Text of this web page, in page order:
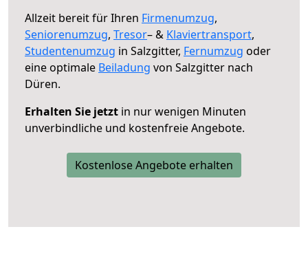
Allzeit bereit für Ihren Firmenumzug,
Seniorenumzug, Tresor– & Klaviertransport,
Studentenumzug in Salzgitter, Fernumzug oder
eine optimale Beiladung von Salzgitter nach
Düren.
Erhalten Sie jetzt in nur wenigen Minuten
unverbindliche und kostenfreie Angebote.
Kostenlose Angebote erhalten